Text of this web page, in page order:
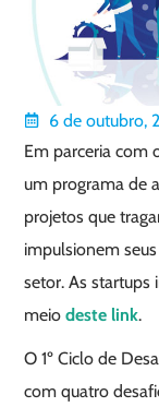
6 de outubro,
Em parceria com
um programa de
projetos que
impulsionem
setor. As startups
meiodeste link.
O 1º Ciclo de
com quatro